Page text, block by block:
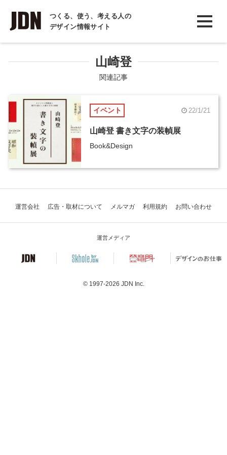
つくる、使う、考える人の
デザイン情報サイト
INTERVIEW
インタビュー
COLUMN
コラム
山崎登
関連記事
イベント 22/1/21
山崎登 書き文字の装幀展
Book&Design
運営会社 広告・取材について メルマガ 利用規約 お問い合わせ
運営メディア
© 1997-2026 JDN Inc.